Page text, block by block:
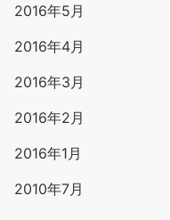
2016年5月
2016年4月
2016年3月
2016年2月
2016年1月
2010年7月